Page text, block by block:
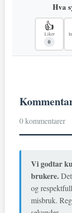
Hva
👍
Liker
0
0 kommentarer
Vi godtar
brukere.
og
misbruk.